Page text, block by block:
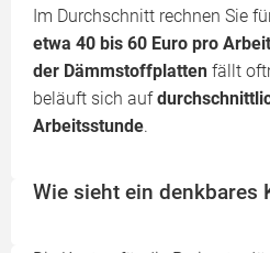
Im Durchschnitt rechnen Sie
etwa 40 bis 60 Euro pro
der Dämmstoffplatten fällt
beläuft sich auf
Arbeitsstunde.
Wie sieht ein denkbares